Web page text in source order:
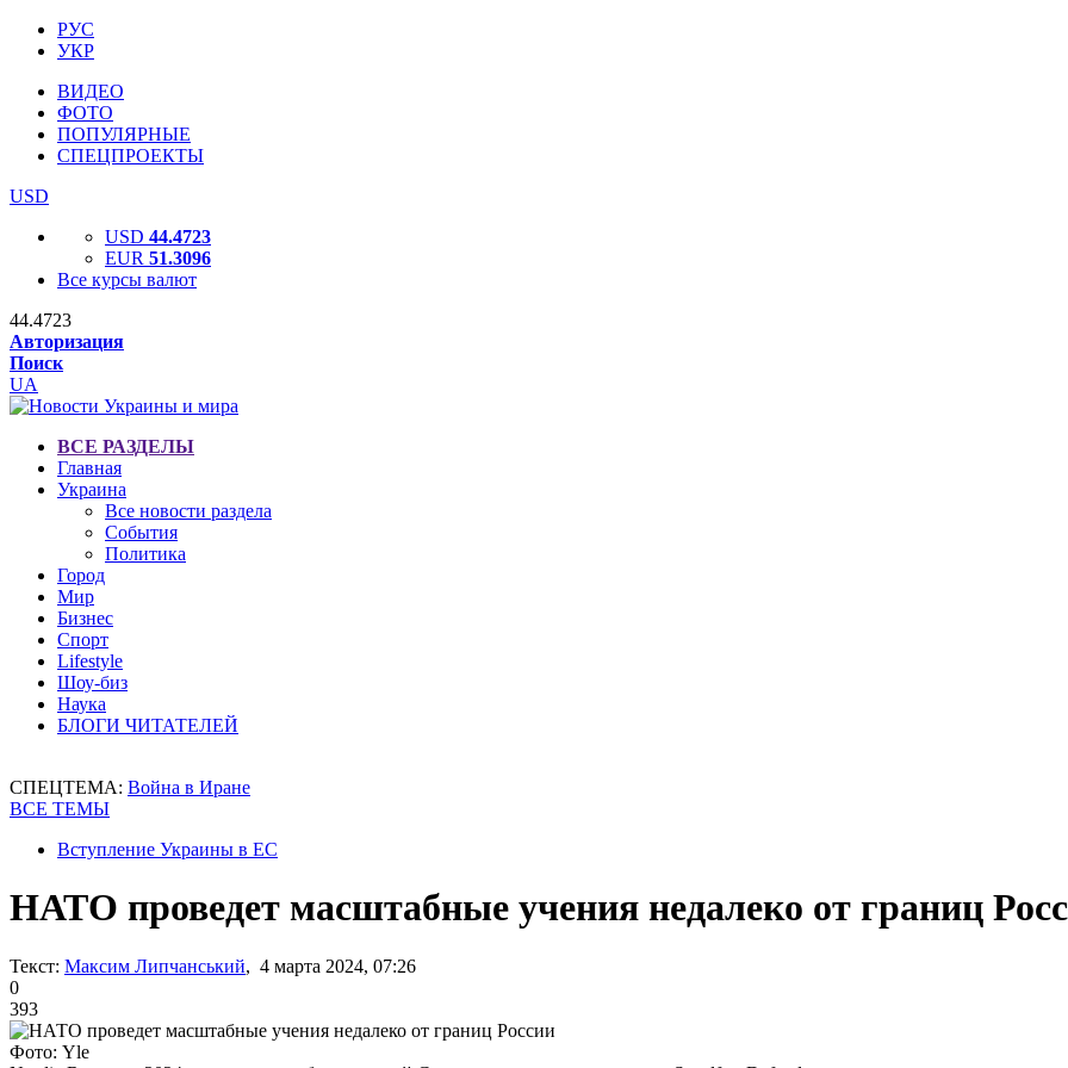
РУС
УКР
ВИДЕО
ФОТО
ПОПУЛЯРНЫЕ
СПЕЦПРОЕКТЫ
USD
USD 44.4723
EUR 51.3096
Все курсы валют
44.4723
Авторизация
Поиск
UA
ВСЕ РАЗДЕЛЫ
Главная
Украина
Все новости раздела
События
Политика
Город
Мир
Бизнес
Спорт
Lifestyle
Шоу-биз
Наука
БЛОГИ ЧИТАТЕЛЕЙ
СПЕЦТЕМА: Война в Иране
ВСЕ ТЕМЫ
Вступление Украины в ЕС
НАТО проведет масштабные учения недалеко от границ
Текст: Максим Липчанський, 4 марта 2024, 07:26
0
393
Фото: Yle